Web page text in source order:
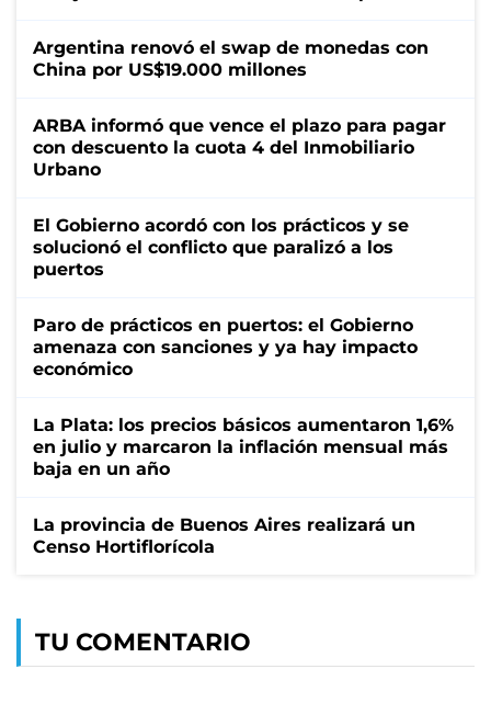
Argentina renovó el swap de monedas con
China por US$19.000 millones
ARBA informó que vence el plazo para pagar
con descuento la cuota 4 del Inmobiliario
Urbano
El Gobierno acordó con los prácticos y se
solucionó el conflicto que paralizó a los
puertos
Paro de prácticos en puertos: el Gobierno
amenaza con sanciones y ya hay impacto
económico
La Plata: los precios básicos aumentaron 1,6%
en julio y marcaron la inflación mensual más
baja en un año
La provincia de Buenos Aires realizará un
Censo Hortiflorícola
TU COMENTARIO